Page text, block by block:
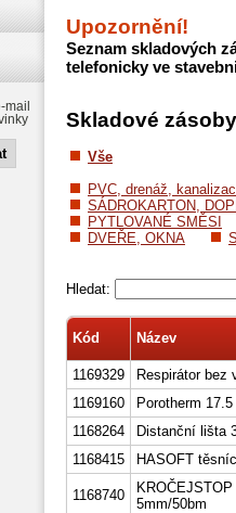
Upozornění!
Seznam skladových
telefonicky ve
Skladové zásoby
Vše
PVC, drenáž,
SÁDROKARTON,
PYTLOVANÉ SMĚSI
DVEŘE, OKNA
Hledat:
Kód Název
1169329
Respirátor bez
1169160
Porotherm
1168264
Distanční lišta
1168415
HASOFT
1168740
5mm/50bm
mail